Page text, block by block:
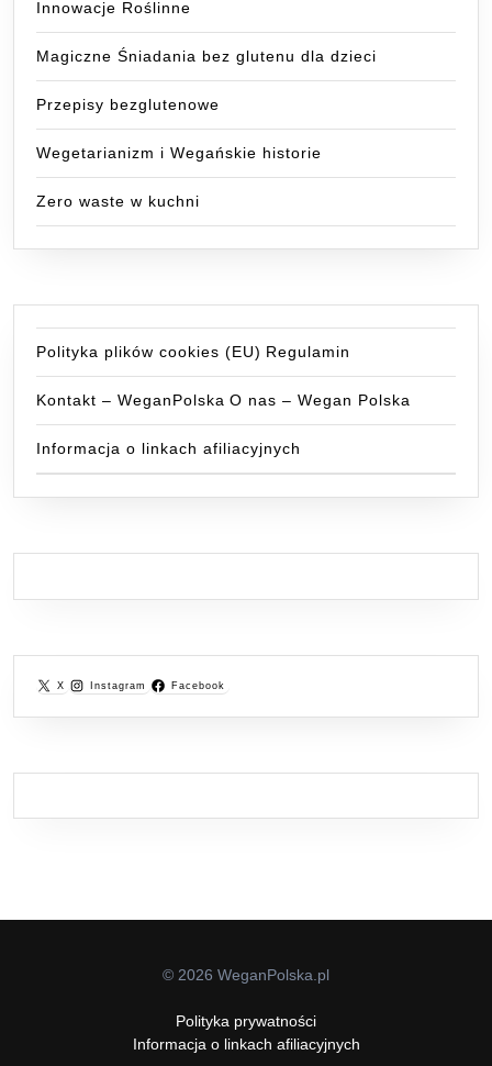
Innowacje Roślinne
Magiczne Śniadania bez glutenu dla dzieci
Przepisy bezglutenowe
Wegetarianizm i Wegańskie historie
Zero waste w kuchni
Polityka plików cookies (EU) Regulamin
Kontakt – WeganPolska O nas – Wegan Polska
Informacja o linkach afiliacyjnych
X Instagram Facebook
© 2026 WeganPolska.pl
Polityka prywatności
Informacja o linkach afiliacyjnych